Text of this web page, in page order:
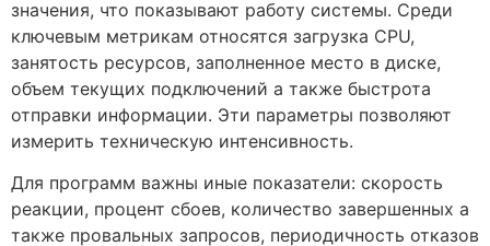
значения, что показывают работу системы. Среди
ключевым метрикам относятся загрузка CPU,
занятость ресурсов, заполненное место в диске,
объем текущих подключений а также быстрота
отправки информации. Эти параметры позволяют
измерить техническую интенсивность.
Для программ важны иные показатели: скорость
реакции, процент сбоев, количество завершенных а
также провальных запросов, периодичность отказов